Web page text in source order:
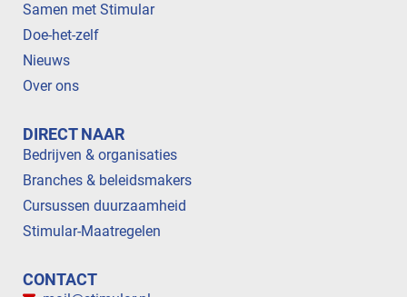
Samen met Stimular
Doe-het-zelf
Nieuws
Over ons
DIRECT NAAR
Bedrijven & organisaties
Branches & beleidsmakers
Cursussen duurzaamheid
Stimular-Maatregelen
CONTACT